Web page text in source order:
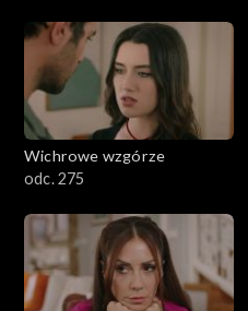
Wichrowe wzgórze
odc. 275